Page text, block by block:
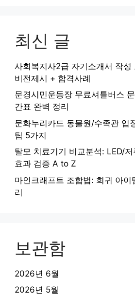
최신 글
사회복지사2급 자기소개서 작
비전제시 + 합격사례
문경시민운동장 무료셔틀버스
간표 완벽 정리
문화누리카드 동물원/수족관 입
팁 5가지
탈모 치료기기 비교분석: LED/
효과 검증 A to Z
마인크래프트 조합법: 희귀 아이
리
보관함
2026년 6월
2026년 5월